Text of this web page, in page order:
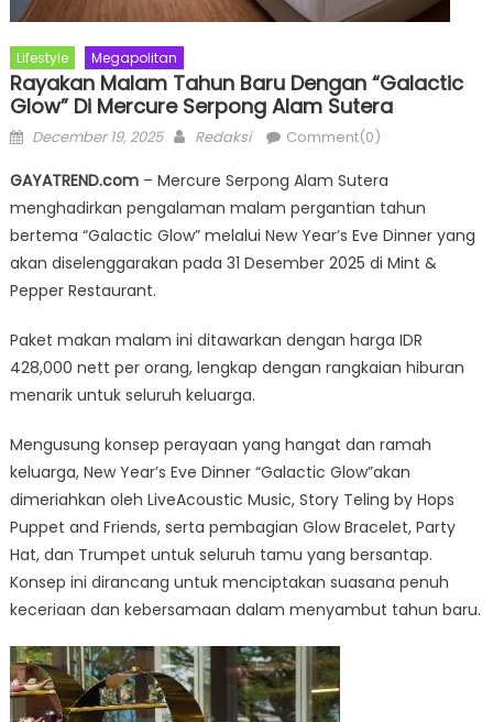
Lifestyle Megapolitan
Rayakan Malam Tahun Baru Dengan “Galactic
Glow” Di Mercure Serpong Alam Sutera
Posted
December 19, 2025 Author
Redaksi Comment(0)
GAYATREND.com– Mercure Serpong Alam Sutera
menghadirkan pengalaman malam pergantian tahun
bertema “Galactic Glow” melalui New Year’s Eve Dinner yang
akan diselenggarakan pada 31 Desember 2025 di Mint &
Pepper Restaurant.
Paket makan malam ini ditawarkan dengan harga IDR
428,000 nett per orang, lengkap dengan rangkaian hiburan
menarik untuk seluruh keluarga.
Mengusung konsep perayaan yang hangat dan ramah
keluarga, New Year’s Eve Dinner “Galactic Glow”akan
dimeriahkan oleh LiveAcoustic Music, Story Teling by Hops
Puppet and Friends, serta pembagian Glow Bracelet, Party
Hat, dan Trumpet untuk seluruh tamu yang bersantap.
Konsep ini dirancang untuk menciptakan suasana penuh
keceriaan dan kebersamaan dalam menyambut tahun baru.